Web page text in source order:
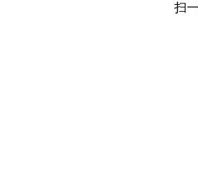
扫